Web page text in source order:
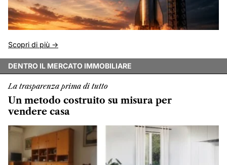
Scopri di più ->
DENTRO IL MERCATO IMMOBILIARE
La trasparenza prima di tutto
Un metodo costruito su misura per
vendere casa